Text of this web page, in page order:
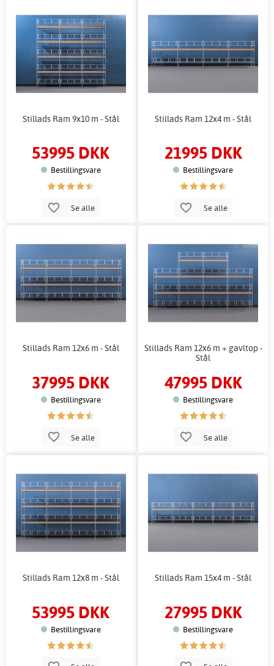
Stillads Ram 9x10 m - Stål
53995 DKK
Bestillingsvare
Se alle
Stillads Ram 12x4 m - Stål
21995 DKK
Bestillingsvare
Se alle
Stillads Ram 12x6 m - Stål
37995 DKK
Bestillingsvare
Se alle
Stillads Ram 12x6 m + gavltop -
Stål
47995 DKK
Bestillingsvare
Se alle
Stillads Ram 12x8 m - Stål
53995 DKK
Bestillingsvare
Stillads Ram 15x4 m - Stål
27995 DKK
Bestillingsvare